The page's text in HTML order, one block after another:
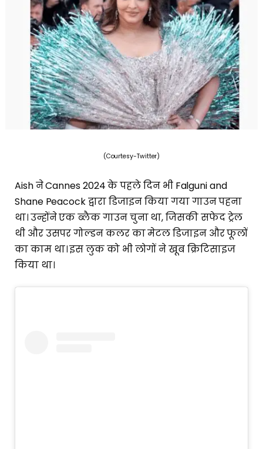
(Courtesy-Twitter)
Aish ने Cannes 2024 के पहले दिन भी Falguni and
Shane Peacock द्वारा डिजाइन किया गया गाउन पहना
था। उन्होंने एक ब्लैक गाउन चुना था, जिसकी सफेद ट्रेल
थी और उसपर गोल्डन कलर का मेटल डिजाइन और फूलों
का काम था। इस लुक को भी लोगों ने खूब क्रिटिसाइज
किया था।